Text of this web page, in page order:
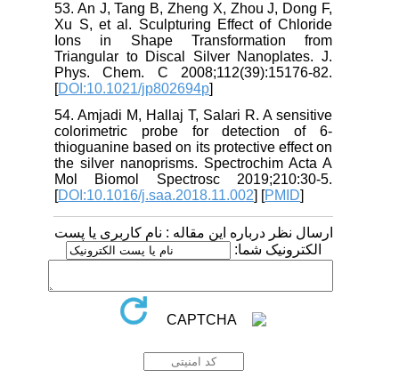
53. An J, Tang B, Zheng X, Zhou J, Dong F,
Xu S, et al. Sculpturing Effect of Chloride
Ions in Shape Transformation from
Triangular to Discal Silver Nanoplates. J.
Phys. Chem. C 2008;112(39):15176-82.
[DOI:10.1021/jp802694p
54. Amjadi M, Hallaj T, Salari R. A sensitive
colorimetric probe for detection of 6-
thioguanine based on its protective effect on
the silver nanoprisms. Spectrochim Acta A
Mol Biomol Spectrosc 2019;210:30-5.
[DOI:10.1016/j.saa.2018.11.002] [PMID
ارسال نظر درباره این مقاله : نام کاربری یا پست
الکترونیک شما: